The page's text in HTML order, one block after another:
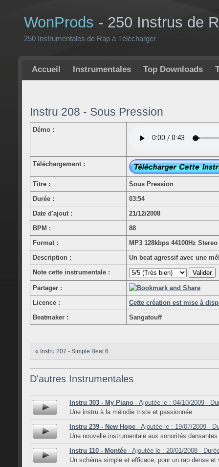
WonProds - 250 Instrus de
250 Instrumentales de Rap à Télécharger
Accueil Instrumentales Top Downloads
Instru 208 - Sous Pression
Démo :
Téléchargement :
Titre :
Sous Pression
Durée :
03:54
Date d'ajout :
21/12/2008
BPM :
88
Format :
MP3 128kbps 44100Hz Stereo
Description :
Un beat agressif avec une
Note cette instrumentale :
Partager :
Licence :
Cette création est mise à
Beatmaker :
Sangatouff
« Instru 207 - Simple Beat 6
D'autres Instrumentales
Instru 303 - My Piano - Ajoutée le : 04/10/2009 -
Une instru à la mélodie triste et passionnée
Instru 239 - New Hope - Ajoutée le : 19/07/2009 -
Une nouvelle instrumentale aux sonorités dansantes
Instru 110 - Montée - Ajoutée le : 20/01/2008 -
Un schéma simple et efficace, pour un rap dense et